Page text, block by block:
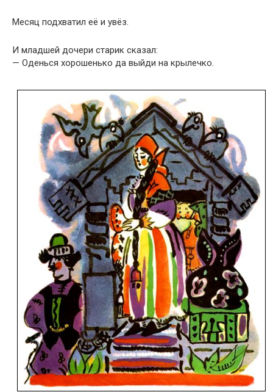
Месяц подхватил её и увёз.
И младшей дочери старик сказал:
— Оденься хорошенько да выйди на крылечко.